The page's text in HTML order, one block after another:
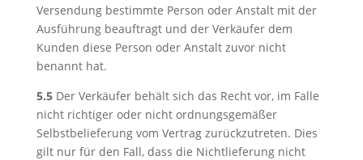
Versendung bestimmte Person oder Anstalt mit der
Ausführung beauftragt und der Verkäufer dem
Kunden diese Person oder Anstalt zuvor nicht
benannt hat.
5.5Der Verkäufer behält sich das Recht vor, im Falle
nicht richtiger oder nicht ordnungsgemäßer
Selbstbelieferung vom Vertrag zurückzutreten. Dies
gilt nur für den Fall, dass die Nichtlieferung nicht